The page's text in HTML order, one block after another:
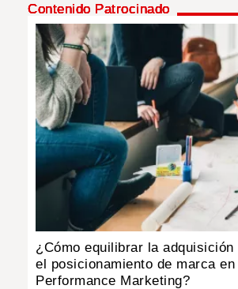
Contenido Patrocinado
¿Cómo equilibrar la
el posicionamiento de marca en
Performance Marketing?